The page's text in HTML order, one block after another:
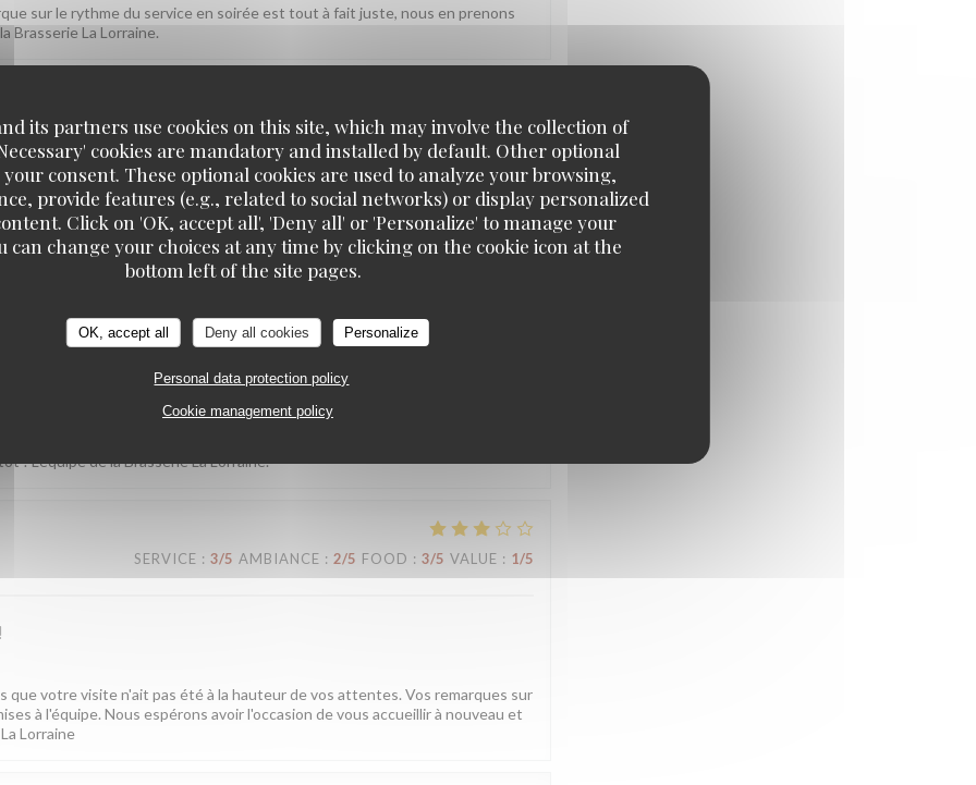
its partners use cookies on this site, which may involve the collection of
cookies are mandatory and installed by default. Other optional
consent. These optional cookies are used to analyze your browsing,
provide features (e.g., related to social networks) or display personalized
Click on 'OK, accept all', 'Deny all' or 'Personalize' to manage your
can change your choices at any time by clicking on the cookie icon at the
bottom left of the site pages.
OK, accept all Deny all cookies Personalize
Personal data protection policy
Cookie management policy
sur le rythme du service en soirée est tout à fait juste, nous en prenons
Brasserie La Lorraine.
SERVICE: 5/5 AMBIANCE: 5/5 FOOD: 5 /5 VALUE: 5/5
plaisir ! On espère vous accueillir à nouveau très bientôt. L'équipe de La
SERVICE: 4/5 AMBIANCE: 5/5
l'ambiance et le rapport qualité-prix vous aient conquise. Nous notons
! L'équipe de la Brasserie La Lorraine.
SERVICE : 3/5 AMBIANCE : 2/5 FOOD : 3/5 VALUE : 1/5
votre visite n'ait pas été à la hauteur de vos attentes. Vos remarques sur
à l'équipe. Nous espérons avoir l'occasion de vous accueillir à nouveau et
Lorraine